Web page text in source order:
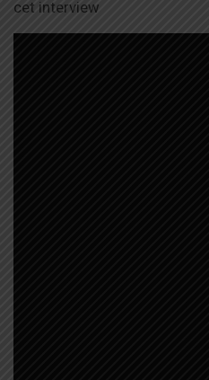
cet interview